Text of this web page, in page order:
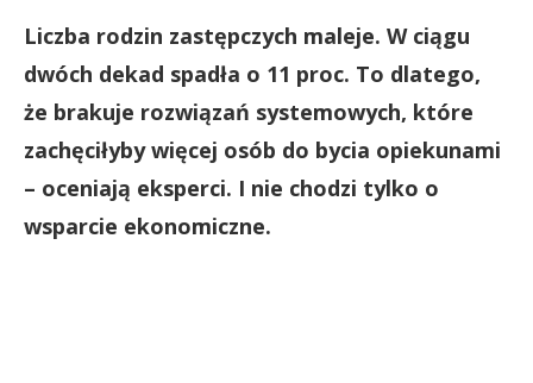
Liczba rodzin zastępczych maleje. W ciągu
dwóch dekad spadła o 11 proc. To dlatego,
że brakuje rozwiązań systemowych, które
zachęciłyby więcej osób do bycia opiekunami
– oceniają eksperci. I nie chodzi tylko o
wsparcie ekonomiczne.